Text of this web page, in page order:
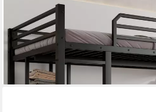
Kinderbett 120x200cm mit
399,99 € UVP
-38%
lieferbar - in 5-6 Werktagen bei dir